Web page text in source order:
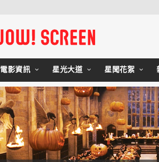
電影資訊 星光大道 星聞花絮